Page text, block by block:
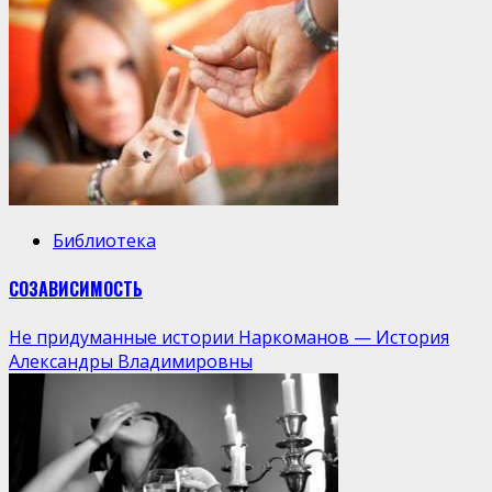
Библиотека
СОЗАВИСИМОСТЬ
Не придуманные истории Наркоманов — История
Александры Владимировны